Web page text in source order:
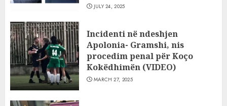
JULY 24, 2025
Incidenti në ndeshjen
Apolonia- Gramshi, nis
procedim penal për Koço
Kokëdhimën (VIDEO)
MARCH 27, 2025